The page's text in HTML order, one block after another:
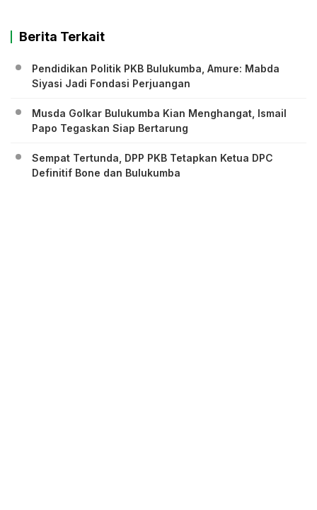
Berita Terkait
Pendidikan Politik PKB Bulukumba, Amure: Mabda
Siyasi Jadi Fondasi Perjuangan
Musda Golkar Bulukumba Kian Menghangat, Ismail
Papo Tegaskan Siap Bertarung
Sempat Tertunda, DPP PKB Tetapkan Ketua DPC
Definitif Bone dan Bulukumba